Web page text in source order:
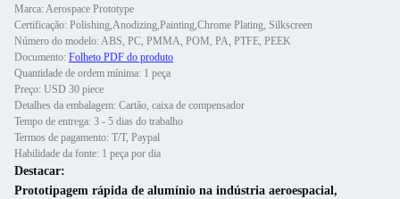
Marca: Aerospace Prototype
Certificação: Polishing,Anodizing,Painting,Chrome Plating, Silkscreen
Número do modelo: ABS, PC, PMMA, POM, PA, PTFE, PEEK
Documento: Folheto PDF do produto
Quantidade de ordem mínima: 1 peça
Preço: USD 30 piece
Detalhes da embalagem: Cartão, caixa de compensador
Tempo de entrega: 3 - 5 dias do trabalho
Termos de pagamento: T/T, Paypal
Habilidade da fonte: 1 peça por dia
Destacar:
Prototipagem rápida de alumínio na indústria aeroespacial,